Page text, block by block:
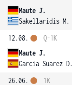
Maute J.
Sakellaridis M.
12.08.
Maute J.
Garcia Suarez D.
Q-1K
26.06.
1K